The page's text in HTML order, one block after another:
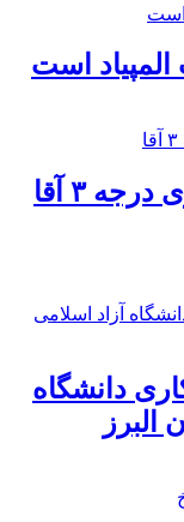
است
۳ آقا
دانشگاه
البرز